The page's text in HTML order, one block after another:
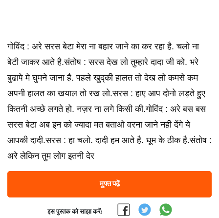
गोविंद : अरे सरस बेटा मेरा ना बहार जाने का कर रहा है. चलो ना
बेटी जाकर आते है.संतोष : सरस देख लो तुम्हारे दादा जी को. भरे
बुढापे मे घुमने जाना है. पहले खुद्की हालत तो देख लो कमसे कम
अपनी हालत का खयाल तो रख लो.सरस : हाए आप दोनो लड़ते हुए
कितनी अच्छे लगते हो. नज़र ना लगे किसी की.गोविंद : अरे बस बस
सरस बेटा अब इन को ज्यादा मत बताओ वरना जाने नही देंगे ये
आपकी दादी.सरस : हा चलो. दादी हम आते है. घूम के ठीक है.संतोष :
अरे लेकिन तुम लोग इतनी देर
मुफ्त पढ़ें
इस पुस्तक को साझा करें: